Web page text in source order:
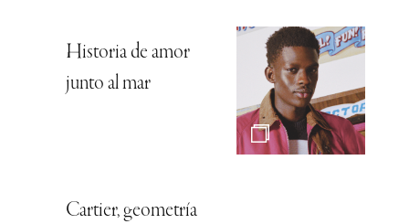
Historia de amor
junto al mar
Cartier, geometría